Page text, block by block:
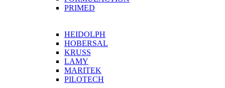
PRIMED
HEIDOLPH
HOBERSAL
KRUSS
LAMY
MARITEK
PILOTECH